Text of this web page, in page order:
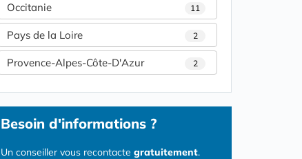
Occitanie 11
Pays de la Loire 2
Provence-Alpes-Côte-D'Azur 2
Besoin d'informations ?
Un conseiller vous recontacte gratuitement.